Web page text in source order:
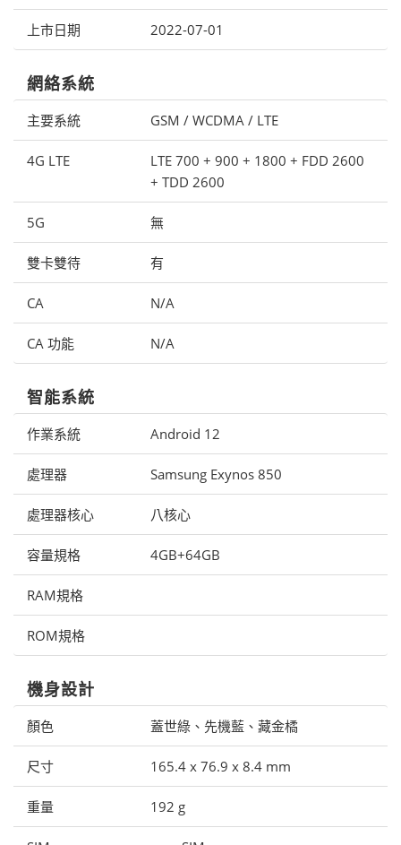
上市日期 2022-07-01
網絡系統
主要系統 GSM / WCDMA / LTE
4G LTE
LTE 700 + 900 + 1800 + FDD 2600
+ TDD 2600
5G 無
雙卡雙待 有
CA N/A
CA 功能 N/A
智能系統
作業系統 Android 12
處理器 Samsung Exynos 850
處理器核心 八核心
容量規格 4GB+64GB
RAM規格
ROM規格
機身設計
顏色 蓋世綠、先機藍、藏金橘
尺寸 165.4 x 76.9 x 8.4 mm
重量 192 g